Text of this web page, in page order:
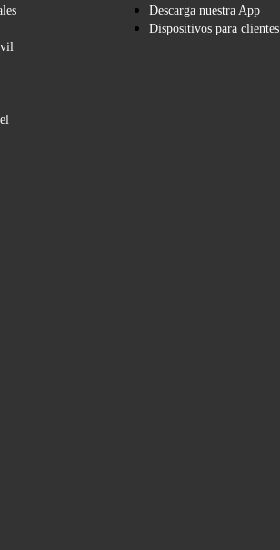
Descarga nuestra App
Dispositivos para clientes